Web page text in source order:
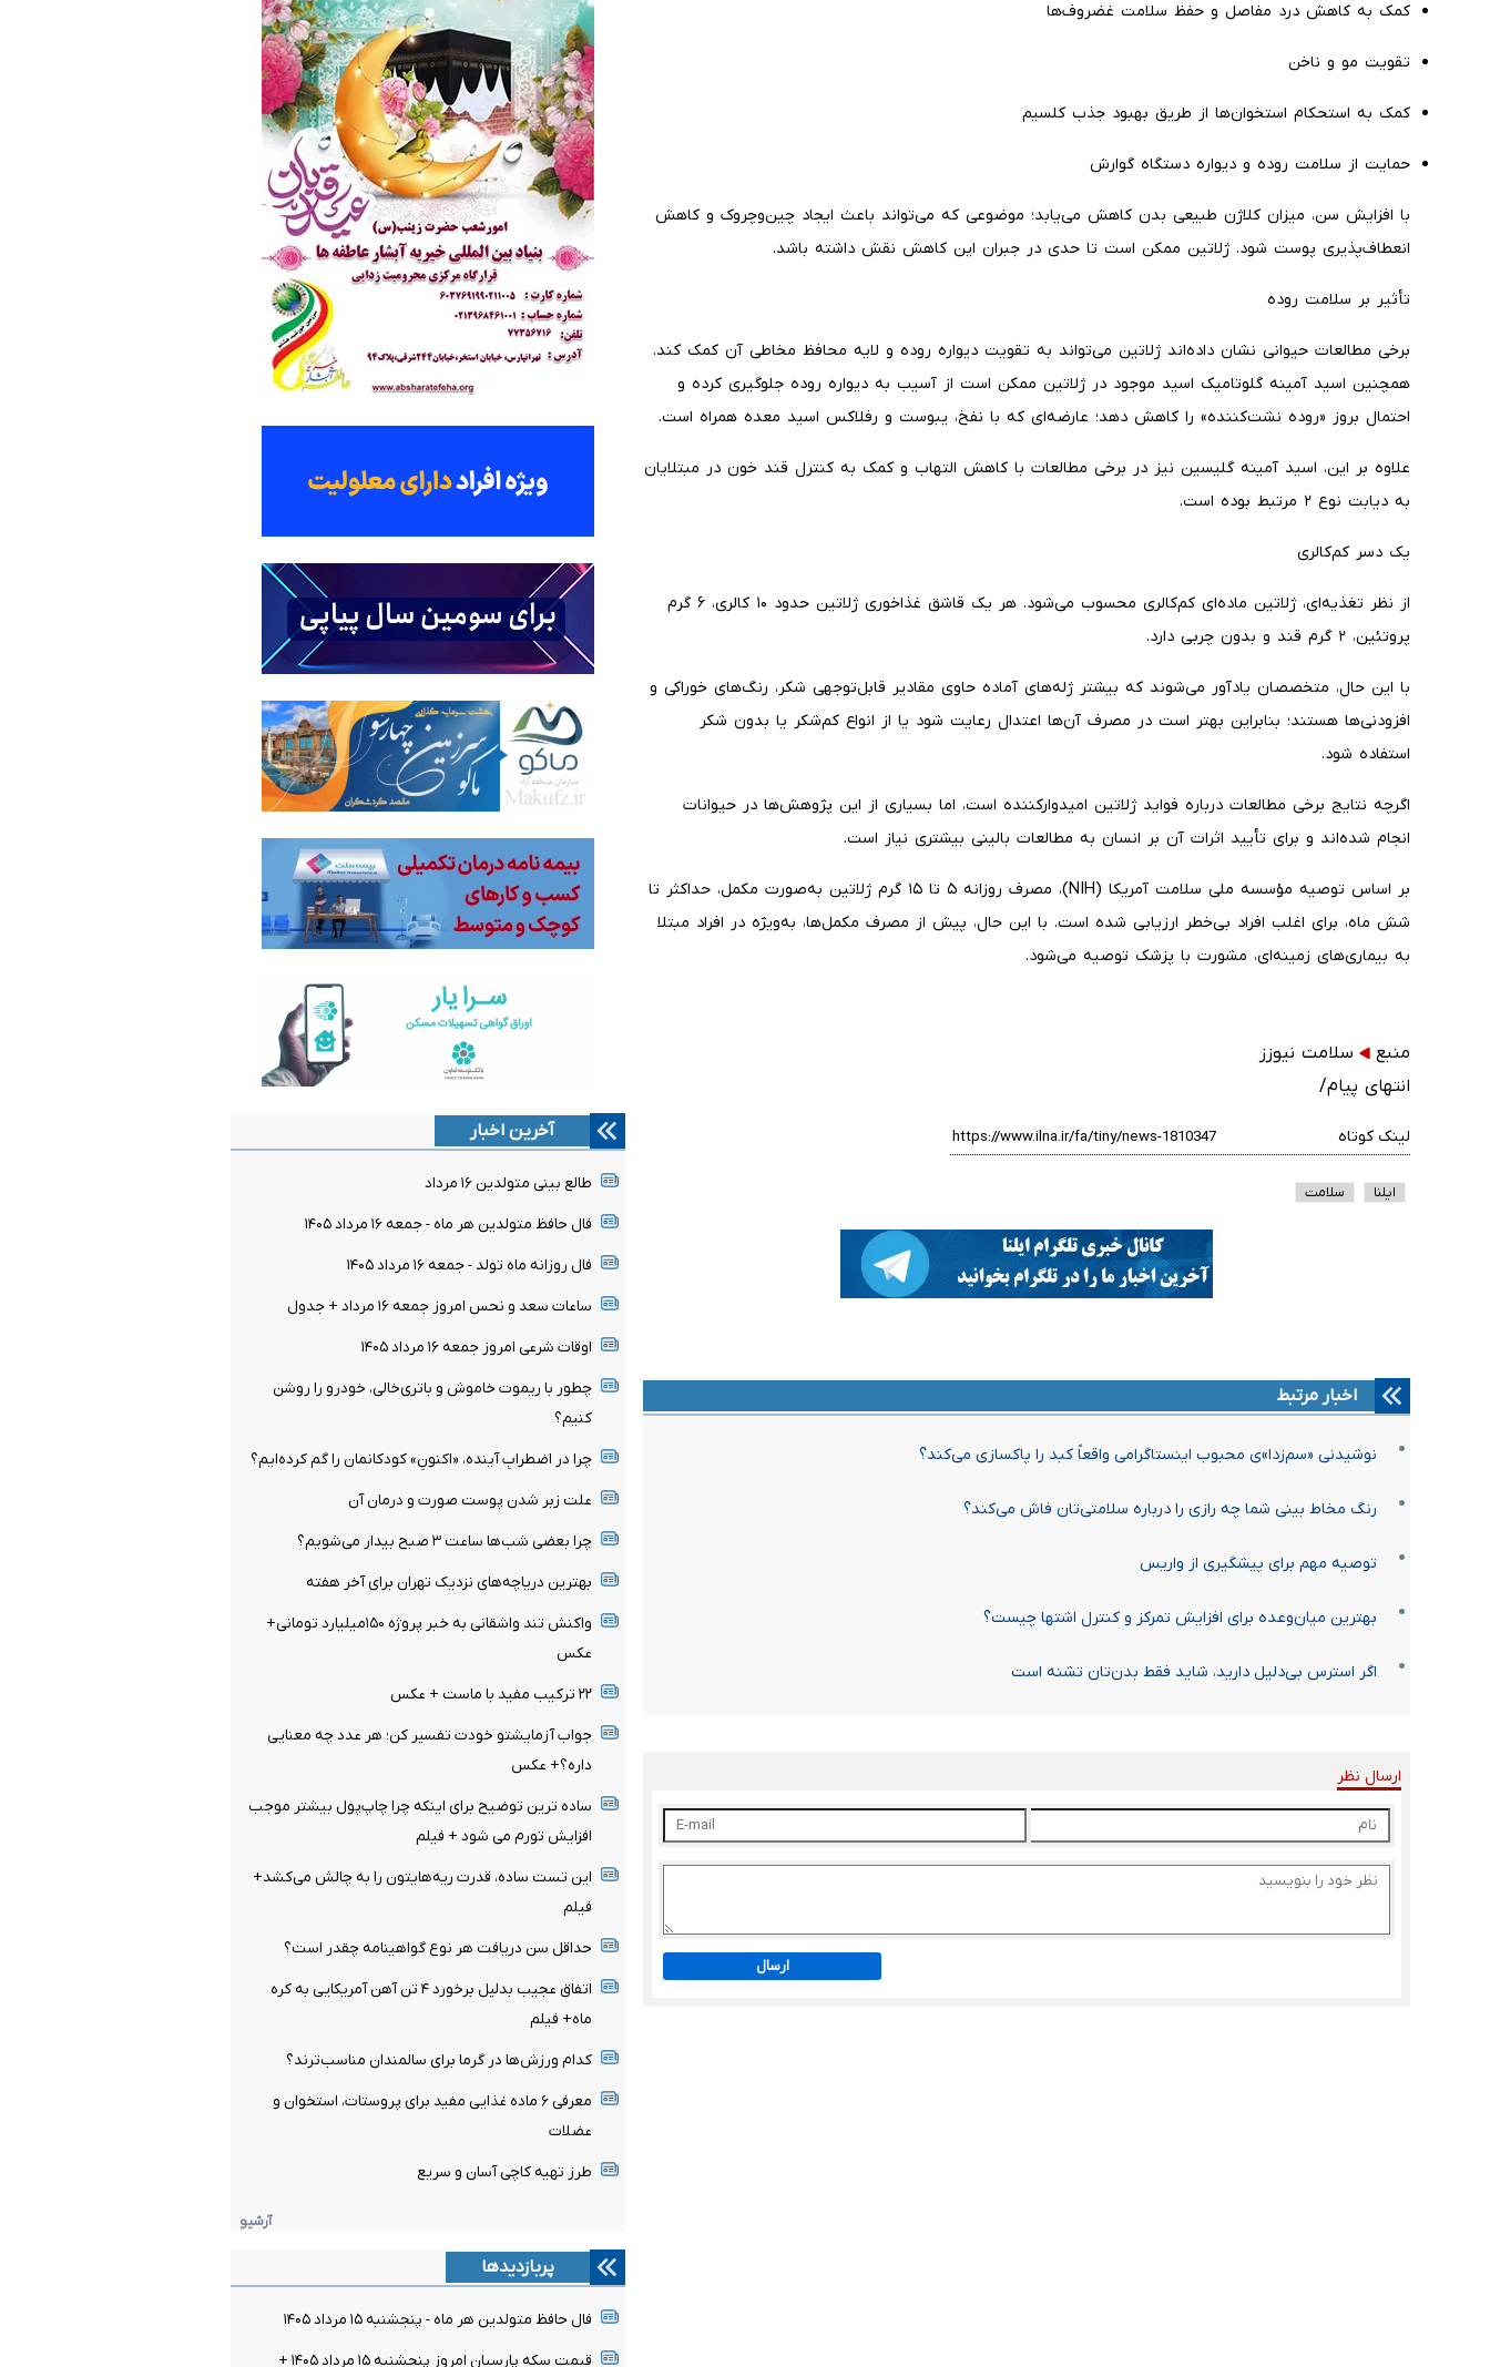
کمک به کاهش درد مفاصل و حفظ سلامت غضروف‌ها
تقویت مو و ناخن
کمک به استحکام استخوان‌ها از طریق بهبود جذب کلسیم
حمایت از سلامت روده و دیواره دستگاه گوارش
با افزایش سن، میزان کلاژن طبیعی بدن کاهش می‌یابد؛ موضوعی که می‌تواند باعث ایجاد چین‌وچروک و کاهش
انعطاف‌پذیری پوست شود. ژلاتین ممکن است تا حدی در جبران این کاهش نقش داشته باشد.
تأثیر بر سلامت روده
برخی مطالعات حیوانی نشان داده‌اند ژلاتین می‌تواند به تقویت دیواره روده و لایه محافظ مخاطی آن کمک کند.
همچنین اسید آمینه گلوتامیک اسید موجود در ژلاتین ممکن است از آسیب به دیواره روده جلوگیری کرده و
احتمال بروز «روده نشت‌کننده» را کاهش دهد؛ عارضه‌ای که با نفخ، یبوست و رفلاکس اسید معده همراه است.
علاوه بر این، اسید آمینه گلیسین نیز در برخی مطالعات با کاهش التهاب و کمک به کنترل قند خون در مبتلایان
به دیابت نوع ۲ مرتبط بوده است.
یک دسر کم‌کالری
از نظر تغذیه‌ای، ژلاتین ماده‌ای کم‌کالری محسوب می‌شود. هر یک قاشق غذاخوری ژلاتین حدود ۱۰ کالری، ۶ گرم
پروتئین، ۲ گرم قند و بدون چربی دارد.
با این حال، متخصصان یادآور می‌شوند که بیشتر ژله‌های آماده حاوی مقادیر قابل‌توجهی شکر، رنگ‌های خوراکی و
افزودنی‌ها هستند؛ بنابراین بهتر است در مصرف آن‌ها اعتدال رعایت شود یا از انواع کم‌شکر یا بدون شکر
استفاده شود.
اگرچه نتایج برخی مطالعات درباره فواید ژلاتین امیدوارکننده است، اما بسیاری از این پژوهش‌ها در حیوانات
انجام شده‌اند و برای تأیید اثرات آن بر انسان به مطالعات بالینی بیشتری نیاز است.
بر اساس توصیه مؤسسه ملی سلامت آمریکا (NIH)، مصرف روزانه ۵ تا ۱۵ گرم ژلاتین به‌صورت مکمل، حداکثر تا
شش ماه، برای اغلب افراد بی‌خطر ارزیابی شده است. با این حال، پیش از مصرف مکمل‌ها، به‌ویژه در افراد مبتلا
به بیماری‌های زمینه‌ای، مشورت با پزشک توصیه می‌شود.
منبع
سلامت نیوزز
انتهای پیام/
لینک کوتاه
ایلنا سلامت
اخبار مرتبط
نوشیدنی «سم‌زدا»ی محبوب اینستاگرامی واقعاً کبد را پاکسازی می‌کند؟
رنگ مخاط بینی شما چه رازی را درباره سلامتی‌تان فاش می‌کند؟
توصیه مهم برای پیشگیری از واریس
بهترین میان‌وعده برای افزایش تمرکز و کنترل اشتها چیست؟
اگر استرس بی‌دلیل دارید، شاید فقط بدن‌تان تشنه است
ارسال نظر
ارسال
آخرین اخبار
طالع بینی متولدین ۱۶ مرداد
فال حافظ متولدین هر ماه - جمعه ۱۶ مرداد ۱۴۰۵
فال روزانه ماه تولد - جمعه ۱۶ مرداد ۱۴۰۵
ساعات سعد و نحس امروز جمعه ۱۶ مرداد + جدول
اوقات شرعی امروز جمعه ۱۶ مرداد ۱۴۰۵
چطور با ریموت خاموش و باتری‌خالی، خودرو را روشن
کنیم؟
چرا در اضطرابِ آینده، «اکنونِ» کودکانمان را گم کرده‌ایم؟
علت زبر شدن پوست صورت و درمان آن
چرا بعضی شب‌ها ساعت ۳ صبح بیدار می‌شویم؟
بهترین دریاچه‌های نزدیک تهران برای آخر هفته
واکنش تند واشقانی به خبر پروژه ۱۵۰میلیارد تومانی+
عکس
۲۲ ترکیب مفید با ماست + عکس
جواب آزمایشتو خودت تفسیر کن؛ هر عدد چه معنایی
داره؟+ عکس
ساده ترین توضیح برای اینکه چرا چاپ‌پول بیشتر موجب
افزایش تورم می شود + فیلم
این تست ساده، قدرت ریه‌هایتون را به چالش می‌کشد+
فیلم
حداقل سن دریافت هر نوع گواهینامه چقدر است؟
اتفاق عجیب بدلیل برخورد ۴ تن آهن آمریکایی به کره
ماه+ فیلم
کدام ورزش‌ها در گرما برای سالمندان مناسب‌ترند؟
معرفی ۶ ماده غذایی مفید برای پروستات، استخوان و
عضلات
طرز تهیه کاچی آسان و سریع
آرشیو
پربازدیدها
فال حافظ متولدین هر ماه - پنجشنبه ۱۵ مرداد ۱۴۰۵
قیمت سکه پارسیان امروز پنجشنبه ۱۵ مرداد ۱۴۰۵ +